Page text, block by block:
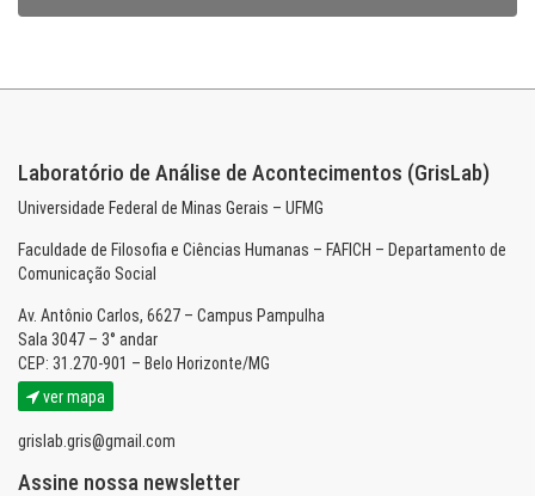
Laboratório de Análise de Acontecimentos (GrisLab)
Universidade Federal de Minas Gerais – UFMG
Faculdade de Filosofia e Ciências Humanas – FAFICH – Departamento de
Comunicação Social
Av. Antônio Carlos, 6627 – Campus Pampulha
Sala 3047 – 3° andar
CEP: 31.270-901 – Belo Horizonte/MG
ver mapa
grislab.gris@gmail.com
Assine nossa newsletter